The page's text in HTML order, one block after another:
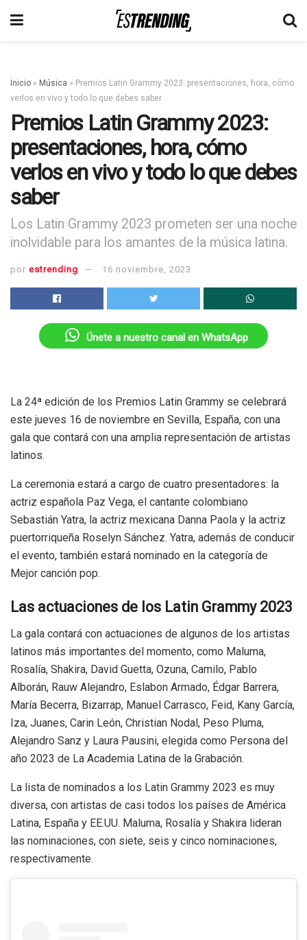
Inicio » Música » Premios Latin Grammy 2023: presentaciones, hora, cómo
verlos en vivo y todo lo que debes saber
Premios Latin Grammy 2023:
presentaciones, hora, cómo
verlos en vivo y todo lo que debes
saber
Los Latin Grammy 2023 prometen ser una noche
inolvidable para los amantes de la música latina.
por estrending 16 noviembre, 2023
Únete a nuestro canal en WhatsApp
La 24ª edición de los Premios Latin Grammy se celebrará
este jueves 16 de noviembre en Sevilla, España, con una
gala que contará con una amplia representación de artistas
latinos.
La ceremonia estará a cargo de cuatro presentadores: la
actriz española Paz Vega, el cantante colombiano
Sebastián Yatra, la actriz mexicana Danna Paola y la actriz
puertorriqueña Roselyn Sánchez. Yatra, además de conducir
el evento, también estará nominado en la categoría de
Mejor canción pop.
Las actuaciones de los Latin Grammy 2023
La gala contará con actuaciones de algunos de los artistas
latinos más importantes del momento, como Maluma,
Rosalía, Shakira, David Guetta, Ozuna, Camilo, Pablo
Alborán, Rauw Alejandro, Eslabon Armado, Édgar Barrera,
María Becerra, Bizarrap, Manuel Carrasco, Feid, Kany García,
Iza, Juanes, Carin León, Christian Nodal, Peso Pluma,
Alejandro Sanz y Laura Pausini, elegida como Persona del
año 2023 de La Academia Latina de la Grabación.
La lista de nominados a los Latin Grammy 2023 es muy
diversa, con artistas de casi todos los países de América
Latina, España y EE.UU. Maluma, Rosalía y Shakira lideran
las nominaciones, con siete, seis y cinco nominaciones,
respectivamente.